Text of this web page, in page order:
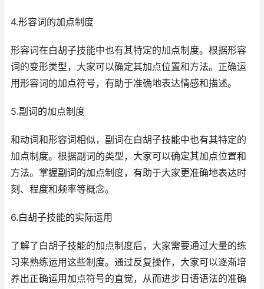
4.形容词的加点制度
形容词在白胡子技能中也有其特定的加点制度。根据形容
词的变形类型，大家可以确定其加点位置和方法。正确运
用形容词的加点符号，有助于准确地表达情感和描述。
5.副词的加点制度
和动词和形容词相似，副词在白胡子技能中也有其特定的
加点制度。根据副词的类型，大家可以确定其加点位置和
方法。掌握副词的加点制度，有助于大家更准确地表达时
刻、程度和频率等概念。
6.白胡子技能的实际运用
了解了白胡子技能的加点制度后，大家需要通过大量的练
习来熟练运用这些制度。通过反复操作，大家可以逐渐培
养出正确运用加点符号的直觉，从而进步日语语法的准确